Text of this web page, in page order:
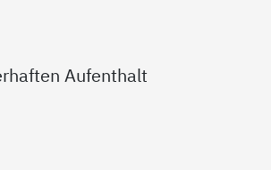
Aufenthalt